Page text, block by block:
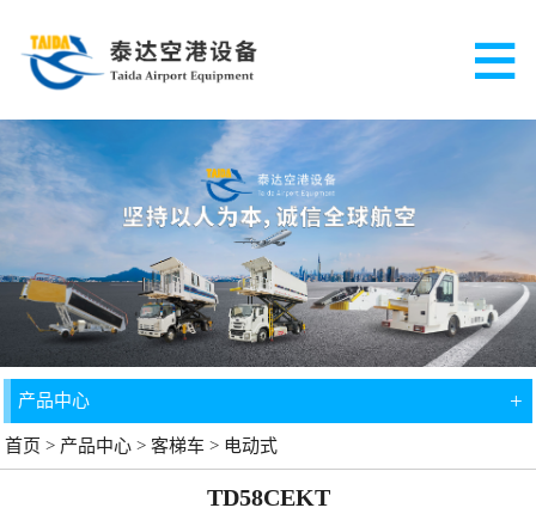
产品中心 +
首页 > 产品中心 >客梯车 > 电动式
TD58CEKT